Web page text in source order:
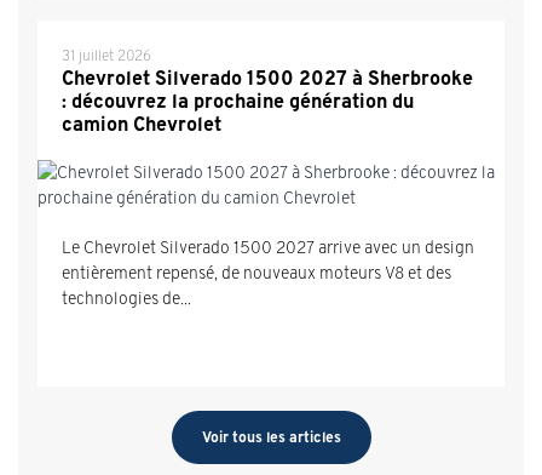
31 juillet 2026
Chevrolet Silverado 1500 2027 à Sherbrooke
: découvrez la prochaine génération du
camion Chevrolet
Le Chevrolet Silverado 1500 2027 arrive avec un design
entièrement repensé, de nouveaux moteurs V8 et des
technologies de...
Voir tous les articles